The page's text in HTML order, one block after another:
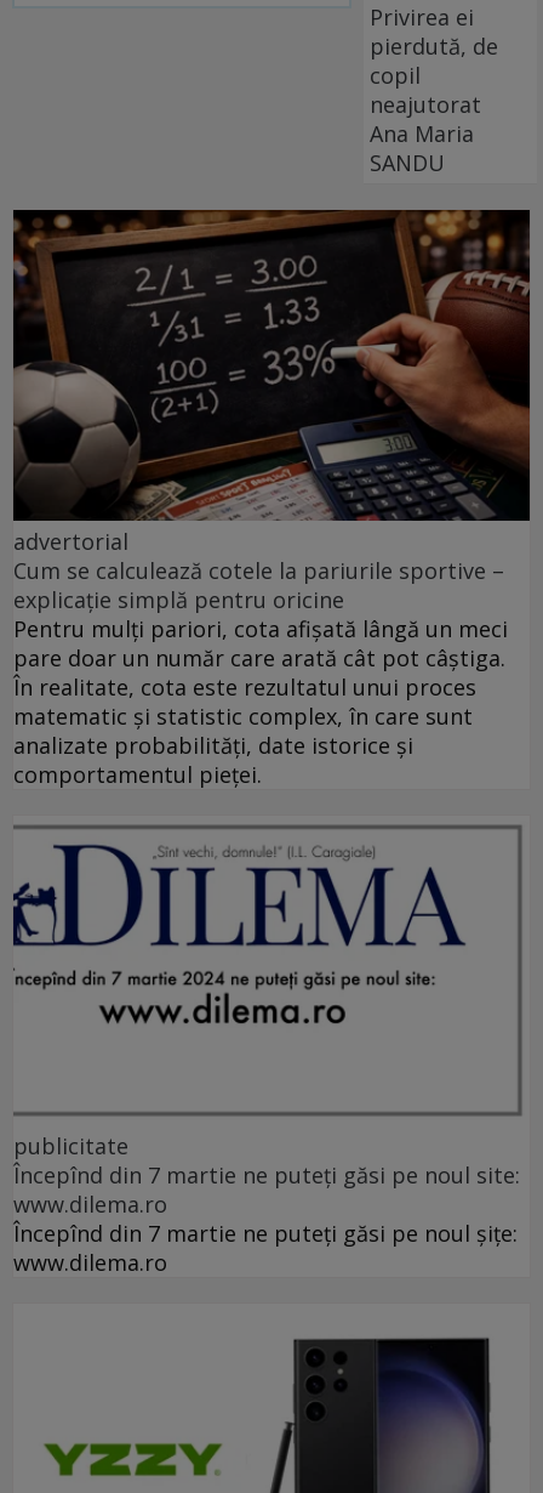
Privirea ei
pierdută, de
copil
neajutorat
Ana Maria
SANDU
advertorial
Cum se calculează cotele la pariurile sportive –
explicație simplă pentru oricine
Pentru mulți pariori, cota afișată lângă un meci
pare doar un număr care arată cât pot câștiga.
În realitate, cota este rezultatul unui proces
matematic și statistic complex, în care sunt
analizate probabilități, date istorice și
comportamentul pieței.
publicitate
Începînd din 7 martie ne puteți găsi pe noul site:
www.dilema.ro
Începînd din 7 martie ne puteți găsi pe noul șițe:
www.dilema.ro